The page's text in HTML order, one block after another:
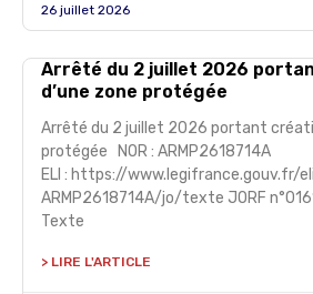
26 juillet 2026
Arrêté du 2 juillet 2026
d’une zone protégée
Arrêté du 2 juillet 2026 portant
protégée NOR : ARMP2618714A
ELI : https://
ARMP2618714A/jo/texte JORF
Texte
> LIRE L'ARTICLE